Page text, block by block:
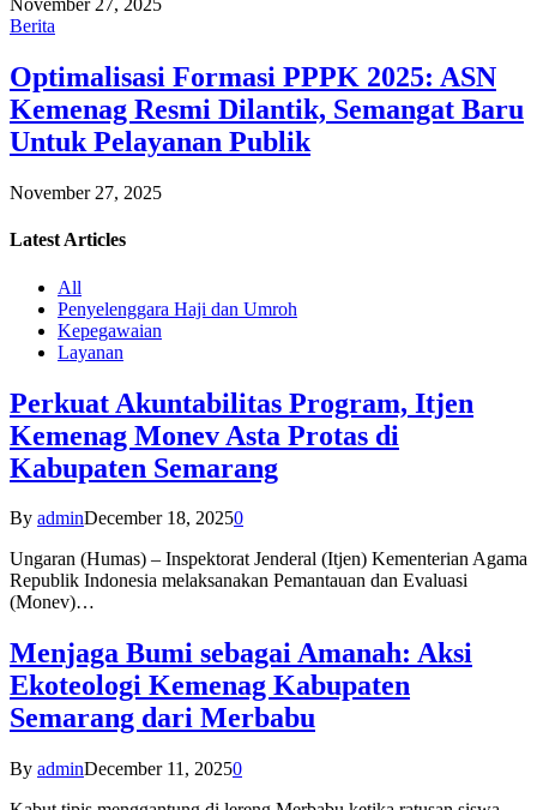
November 27, 2025
Berita
Optimalisasi Formasi PPPK 2025: ASN
Kemenag Resmi Dilantik, Semangat Baru
Untuk Pelayanan Publik
November 27, 2025
Latest Articles
All
Penyelenggara Haji dan Umroh
Kepegawaian
Layanan
Perkuat Akuntabilitas Program, Itjen
Kemenag Monev Asta Protas di
Kabupaten Semarang
By adminDecember 18, 20250
Ungaran (Humas) – Inspektorat Jenderal (Itjen) Kementerian Agama
Republik Indonesia melaksanakan Pemantauan dan Evaluasi
(Monev)…
Menjaga Bumi sebagai Amanah: Aksi
Ekoteologi Kemenag Kabupaten
Semarang dari Merbabu
By adminDecember 11, 20250